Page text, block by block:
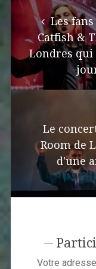
navigation
Les fans
Catfish &
Londres qui
Le
Room de
d'une
Votre